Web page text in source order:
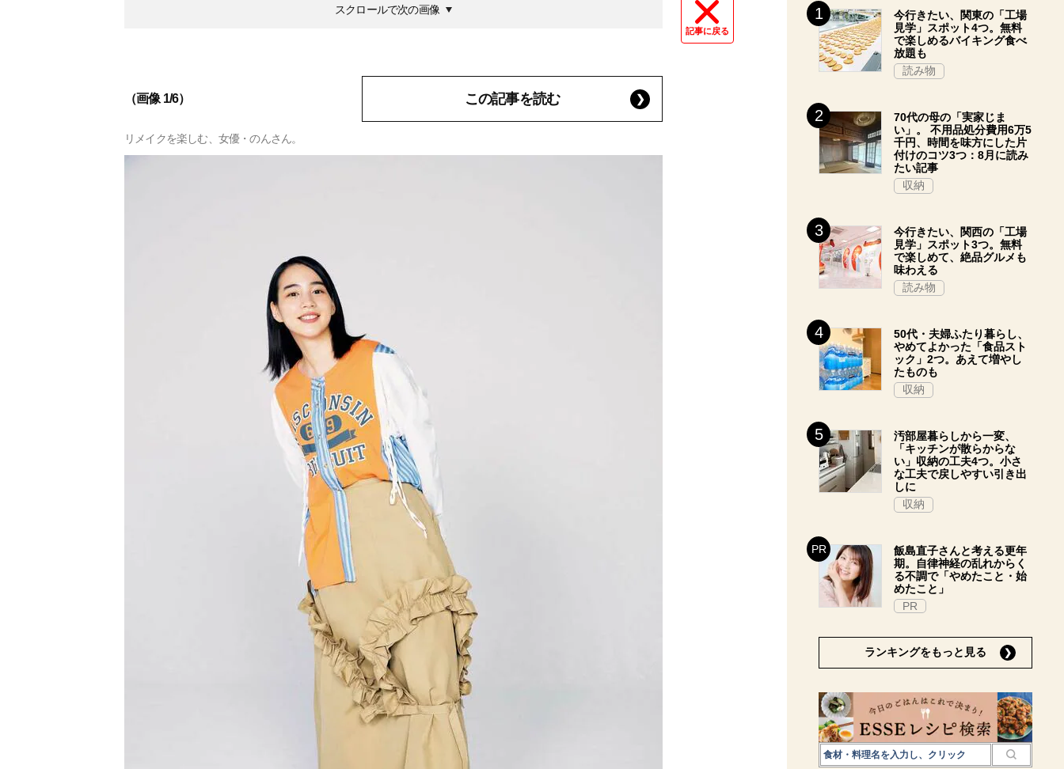
記事に戻る
スクロールで次の画像
（画像 1/6） この記事を読む
リメイクを楽しむ、女優・のんさん。
今行きたい、関東の「工場
見学」スポット4つ。無料
で楽しめるバイキング食べ
放題も
読み物
70代の母の「実家じま
い」。 不用品処分費用6万5
千円、時間を味方にした片
付けのコツ3つ：8月に読み
たい記事
収納
今行きたい、関西の「工場
見学」スポット3つ。無料
で楽しめて、絶品グルメも
味わえる
読み物
50代・夫婦ふたり暮らし、
やめてよかった「食品スト
ック」2つ。あえて増やし
たものも
収納
汚部屋暮らしから一変、
「キッチンが散らからな
い」収納の工夫4つ。小さ
な工夫で戻しやすい引き出
しに
収納
飯島直子さんと考える更年
期。自律神経の乱れからく
る不調で「やめたこと・始
めたこと」
PR
ランキングをもっと見る